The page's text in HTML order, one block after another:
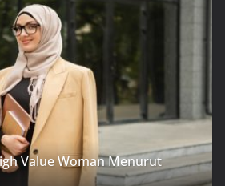
Value Woman Menurut